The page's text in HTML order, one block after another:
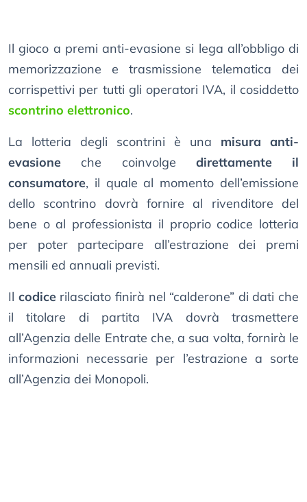
Il gioco a premi anti-evasione si lega all’obbligo di
memorizzazione e trasmissione telematica dei
corrispettivi per tutti gli operatori IVA, il cosiddetto
scontrino elettronico.
La lotteria degli scontrini è una misura anti-
evasione che coinvolge direttamente il
consumatore, il quale al momento dell’emissione
dello scontrino dovrà fornire al rivenditore del
bene o al professionista il proprio codice lotteria
per poter partecipare all’estrazione dei premi
mensili ed annuali previsti.
Il codicerilasciato finirà nel “calderone” di dati che
il titolare di partita IVA dovrà trasmettere
all’Agenzia delle Entrate che, a sua volta, fornirà le
informazioni necessarie per l’estrazione a sorte
all’Agenzia dei Monopoli.